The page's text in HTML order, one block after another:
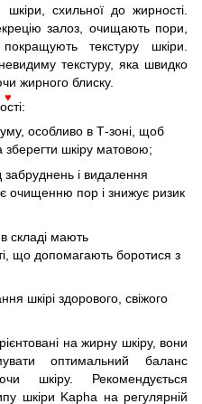
схильної до жирності.
залоз, очищають пори,
текстуру шкіри.
текстуру, яка швидко
жирного блиску.
особливо в Т-зоні, щоб
зберегти шкіру матовою;
і видалення
очищенню пор і знижує ризик
складі мають
що допомагають боротися з
шкірі здорового, свіжого
на жирну шкіру, вони
оптимальний баланс
шкіру. Рекомендується
шкіри Kapha на регулярній
♥